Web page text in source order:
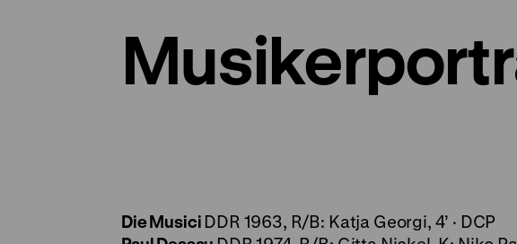
Die Musici DDR 1963, R/B: Katja Georgi, 4’ · DCP